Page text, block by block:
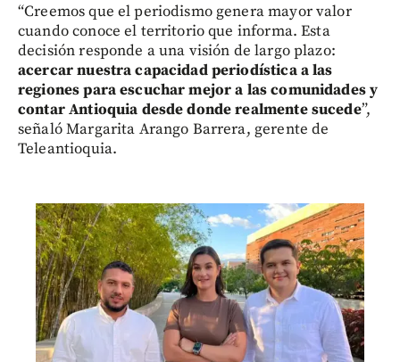
“Creemos que el periodismo genera mayor valor
cuando conoce el territorio que informa. Esta
decisión responde a una visión de largo plazo:
acercar nuestra capacidad periodística a las
regiones para escuchar mejor a las comunidades y
contar Antioquia desde donde realmente sucede”,
señaló Margarita Arango Barrera, gerente de
Teleantioquia.